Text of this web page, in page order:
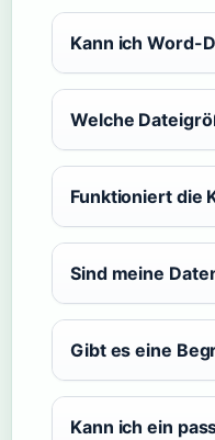
Kann ich Word-
Welche
Funktioniert die
Sind meine
Gibt es eine
Kann ich ein